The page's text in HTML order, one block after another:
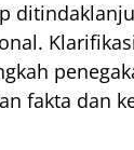
fakta dan